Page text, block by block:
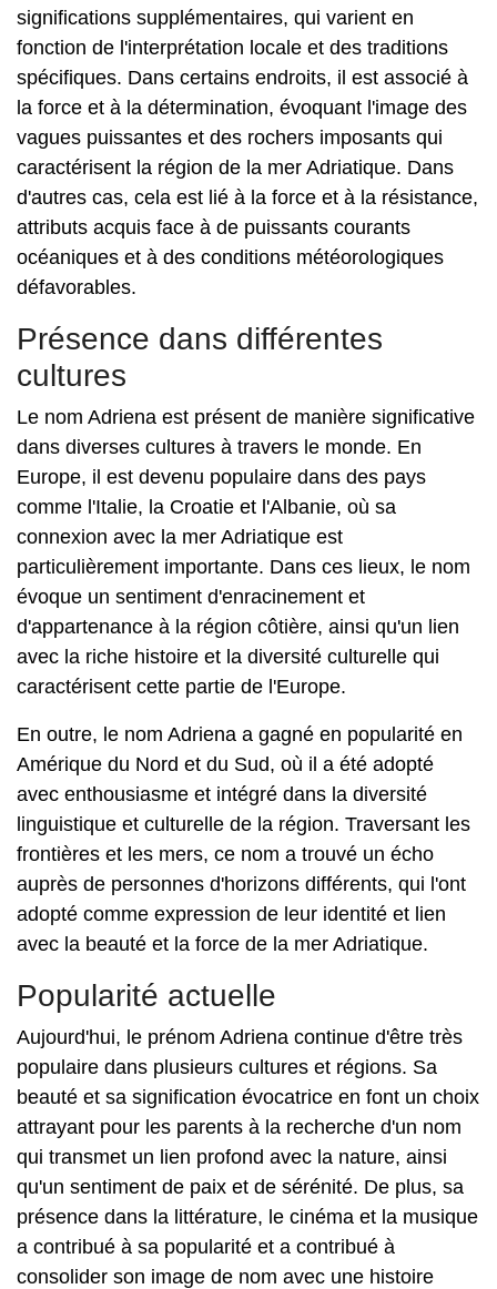
significations supplémentaires, qui varient en
fonction de l'interprétation locale et des traditions
spécifiques. Dans certains endroits, il est associé à
la force et à la détermination, évoquant l'image des
vagues puissantes et des rochers imposants qui
caractérisent la région de la mer Adriatique. Dans
d'autres cas, cela est lié à la force et à la résistance,
attributs acquis face à de puissants courants
océaniques et à des conditions météorologiques
défavorables.
Présence dans différentes
cultures
Le nom Adriena est présent de manière significative
dans diverses cultures à travers le monde. En
Europe, il est devenu populaire dans des pays
comme l'Italie, la Croatie et l'Albanie, où sa
connexion avec la mer Adriatique est
particulièrement importante. Dans ces lieux, le nom
évoque un sentiment d'enracinement et
d'appartenance à la région côtière, ainsi qu'un lien
avec la riche histoire et la diversité culturelle qui
caractérisent cette partie de l'Europe.
En outre, le nom Adriena a gagné en popularité en
Amérique du Nord et du Sud, où il a été adopté
avec enthousiasme et intégré dans la diversité
linguistique et culturelle de la région. Traversant les
frontières et les mers, ce nom a trouvé un écho
auprès de personnes d'horizons différents, qui l'ont
adopté comme expression de leur identité et lien
avec la beauté et la force de la mer Adriatique.
Popularité actuelle
Aujourd'hui, le prénom Adriena continue d'être très
populaire dans plusieurs cultures et régions. Sa
beauté et sa signification évocatrice en font un choix
attrayant pour les parents à la recherche d'un nom
qui transmet un lien profond avec la nature, ainsi
qu'un sentiment de paix et de sérénité. De plus, sa
présence dans la littérature, le cinéma et la musique
a contribué à sa popularité et a contribué à
consolider son image de nom avec une histoire